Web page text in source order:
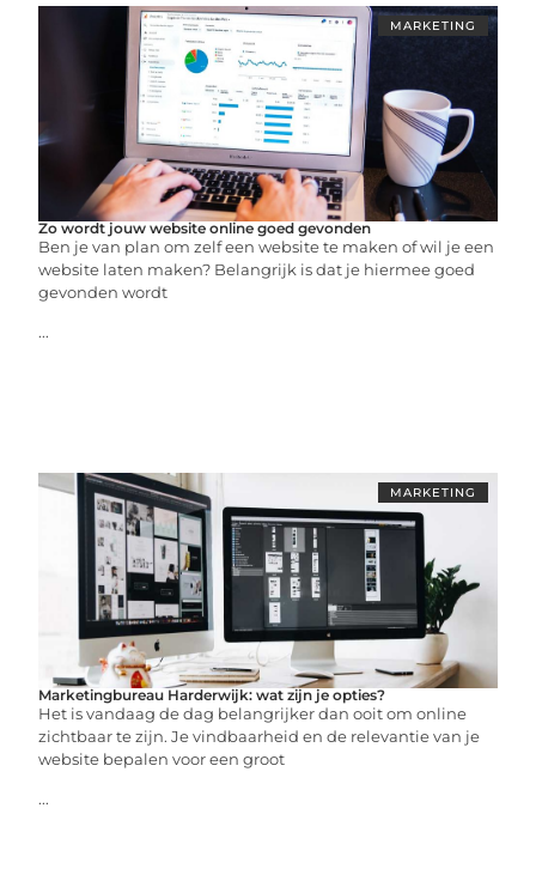
MARKETING
Zo wordt jouw website online goed gevonden
Ben je van plan om zelf een website te maken of wil je een
website laten maken? Belangrijk is dat je hiermee goed
gevonden wordt
...
MARKETING
Marketingbureau Harderwijk: wat zijn je opties?
Het is vandaag de dag belangrijker dan ooit om online
zichtbaar te zijn. Je vindbaarheid en de relevantie van je
website bepalen voor een groot
...